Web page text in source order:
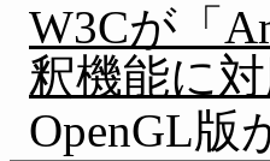
W3Cが「
釈機能に
OpenGL版